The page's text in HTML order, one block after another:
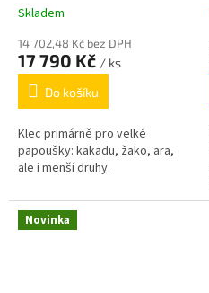
Skladem
14 702,48 Kč bez DPH
17 790 Kč / ks
Do košíku
Klec primárně pro velké
papoušky: kakadu, žako, ara,
ale i menší druhy.
Novinka